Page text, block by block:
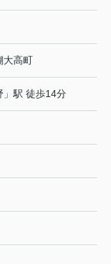
大高町
」駅 徒歩14分